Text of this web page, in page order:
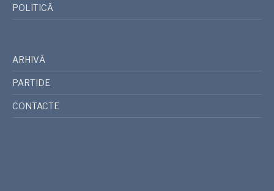
POLITICĂ
ARHIVĂ
PARTIDE
CONTACTE